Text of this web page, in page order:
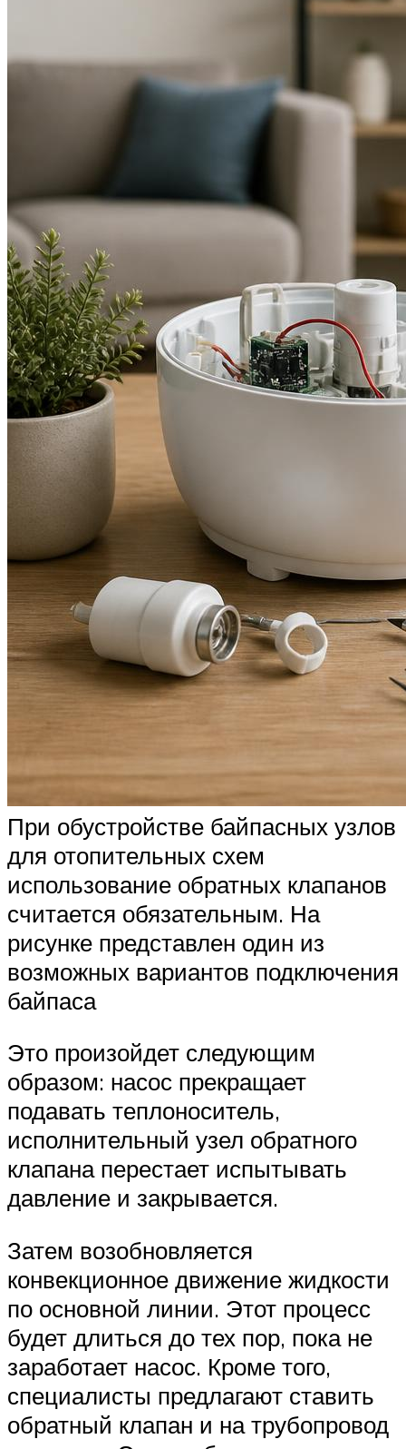
При обустройстве байпасных узлов
для отопительных схем
использование обратных клапанов
считается обязательным. На
рисунке представлен один из
возможных вариантов подключения
байпаса
Это произойдет следующим
образом: насос прекращает
подавать теплоноситель,
исполнительный узел обратного
клапана перестает испытывать
давление и закрывается.
Затем возобновляется
конвекционное движение жидкости
по основной линии. Этот процесс
будет длиться до тех пор, пока не
заработает насос. Кроме того,
специалисты предлагают ставить
обратный клапан и на трубопровод